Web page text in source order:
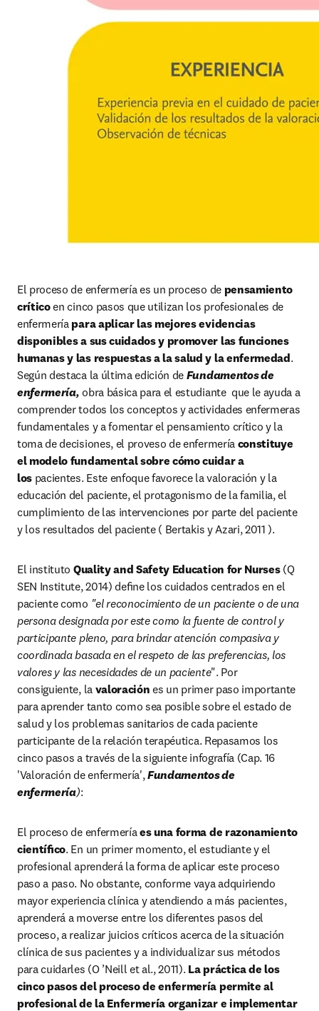
El proceso de enfermería es un proceso de pensamiento
crítico en cinco pasos que utilizan los profesionales de
enfermería para aplicar las mejores evidencias
disponibles a sus cuidados y promover las funciones
humanas y las respuestas a la salud y la enfermedad.
Según destaca la última edición de Fundamentos de
enfermería, obra básica para el estudiante  que le ayuda a
comprender todos los conceptos y actividades enfermeras
fundamentales y a fomentar el pensamiento crítico y la
toma de decisiones, el proveso de enfermería constituye
el modelo fundamental sobre cómo cuidar a
los pacientes. Este enfoque favorece la valoración y la
educación del paciente, el protagonismo de la familia, el
cumplimiento de las intervenciones por parte del paciente
y los resultados del paciente ( Bertakis y Azari, 2011 ).
El instituto Quality and Safety Education for Nurses (Q
SEN Institute, 2014) deﬁne los cuidados centrados en el
paciente como "el reconocimiento de un paciente o de una
persona designada por este como la fuente de control y
participante pleno, para brindar atención compasiva y
coordinada basada en el respeto de las preferencias, los
valores y las necesidades de un paciente". Por
consiguiente, la valoración es un primer paso importante
para aprender tanto como sea posible sobre el estado de
salud y los problemas sanitarios de cada paciente
participante de la relación terapéutica. Repasamos los
cinco pasos a través de la siguiente infografía (Cap. 16
'Valoración de enfermería', Fundamentos de
enfermería):
El proceso de enfermería es una forma de razonamiento
cientíﬁco. En un primer momento, el estudiante y el
profesional aprenderá la forma de aplicar este proceso
paso a paso. No obstante, conforme vaya adquiriendo
mayor experiencia clínica y atendiendo a más pacientes,
aprenderá a moverse entre los diferentes pasos del
proceso, a realizar juicios críticos acerca de la situación
clínica de sus pacientes y a individualizar sus métodos
para cuidarles (O ’Neill et al., 2011). La práctica de los
cinco pasos del proceso de enfermería permite al
profesional de la Enfermería organizar e implementar